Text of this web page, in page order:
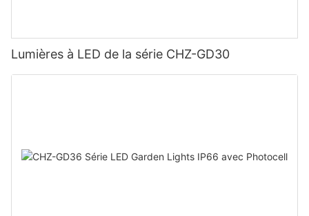
Lumières à LED de la série CHZ-GD30